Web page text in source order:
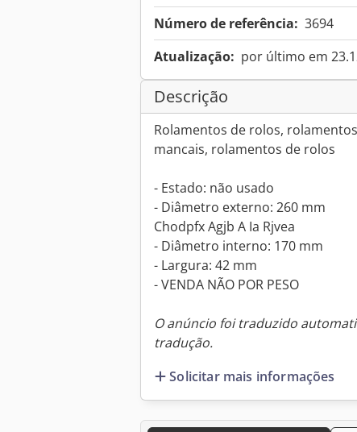
Número de referência: 3694
Atualização: por último em
Descrição
Rolamentos de rolos,
mancais, rolamentos de rolos
- Estado: não usado
- Diâmetro externo: 260 mm
Chodpfx Agjb A Ia Rjvea
- Diâmetro interno: 170 mm
- Largura: 42 mm
- VENDA NÃO POR PESO
O anúncio foi traduzido
tradução.
Solicitar mais informações